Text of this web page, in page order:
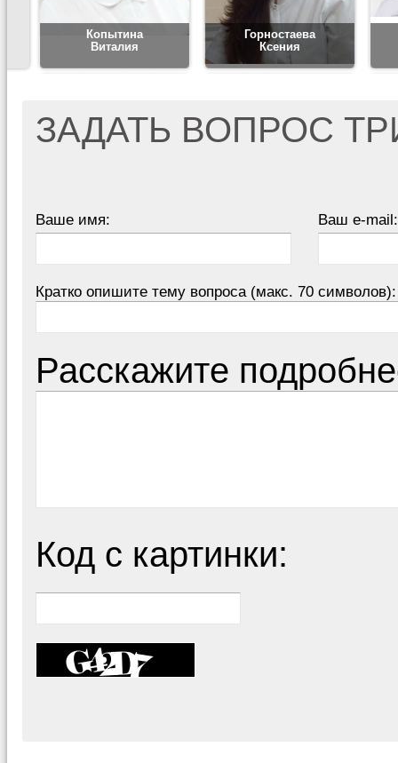
Копытина
Виталия
Горностаева
Ксения
ЗАДАТЬ ВОПРОС
Ваше имя: Ваш e-mail:
Кратко опишите тему вопроса (макс. 70 символов):
Расскажите
Код с картинки: